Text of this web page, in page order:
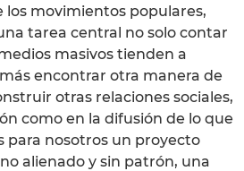
los movimientos populares,
tarea central no solo contar
masivos tienden a
encontrar otra manera de
otras relaciones sociales,
como en la difusión de lo que
para nosotros un proyecto
alienado y sin patrón, una